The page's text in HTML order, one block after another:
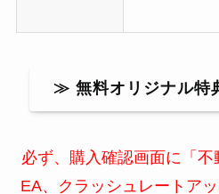
≫ 無料オリジナル特
必ず、購入確認画面に「
EA、クラッシュレートア